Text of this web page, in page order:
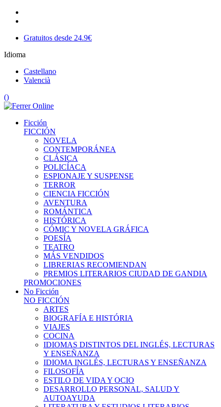
Gratuitos desde 24.9€
Idioma
Castellano
Valencià
()
Ficción
FICCIÓN
NOVELA
CONTEMPORÁNEA
CLÁSICA
POLICÍACA
ESPIONAJE Y SUSPENSE
TERROR
CIENCIA FICCIÓN
AVENTURA
ROMÁNTICA
HISTÓRICA
CÓMIC Y NOVELA GRÁFICA
POESÍA
TEATRO
MÁS VENDIDOS
LIBRERIAS RECOMIENDAN
PREMIOS LITERARIOS CIUDAD DE GANDIA
PROMOCIONES
No Ficción
NO FICCIÓN
ARTES
BIOGRAFÍA E HISTÓRIA
VIAJES
COCINA
IDIOMAS DISTINTOS DEL INGLÉS, LECTURAS
Y ENSEÑANZA
IDIOMA INGLÉS, LECTURAS Y ENSEÑANZA
FILOSOFÍA
ESTILO DE VIDA Y OCIO
DESARROLLO PERSONAL, SALUD Y
AUTOAYUDA